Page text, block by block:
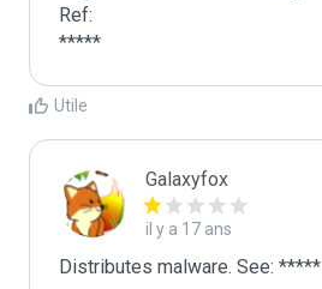
Ref:
*****
Utile
Galaxyfox
il y a 17 ans
Distributes malware. See: *****